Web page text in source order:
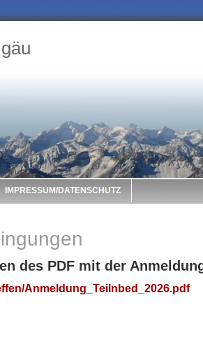
IMPRESSUM/DATENSCHUTZ
des PDF mit der
Anmeldung_Teilnbed_2026.pdf